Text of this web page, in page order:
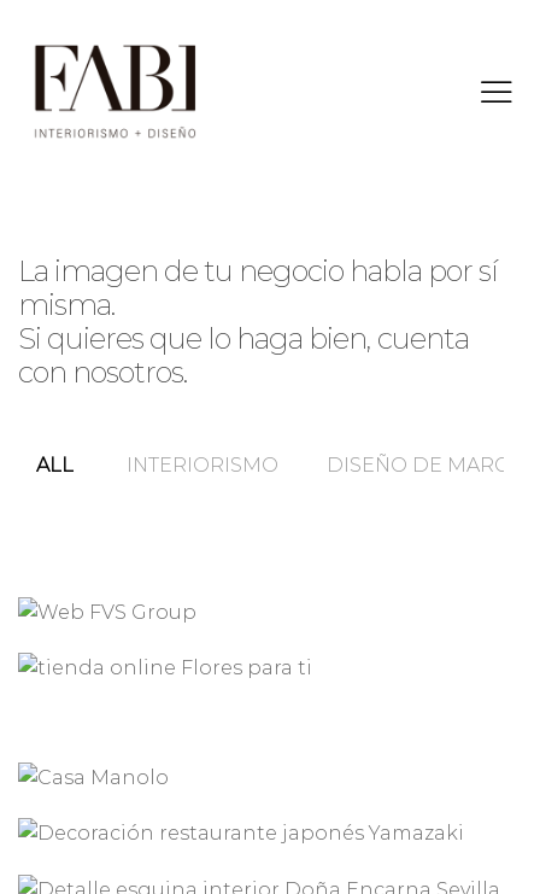
La imagen de tu negocio habla por sí
misma.
Si quieres que lo haga bien, cuenta
con nosotros.
ALL INTERIORISMO DISEÑO DE MARCA
DISEÑO WEB FVS GROUP
DISEÑO TIENDA ONLINE PARA
FLORISTERÍA FLORES PARA TI
DISEÑO DE LOGOTIPO DE
CASA MANOLO EN SEVILLA
RESTAURANTE JAPONÉS
YAMAZAKI
INTERIORISMO Y DECORACIÓN
DOÑA ENCARNA EN SEVILLA